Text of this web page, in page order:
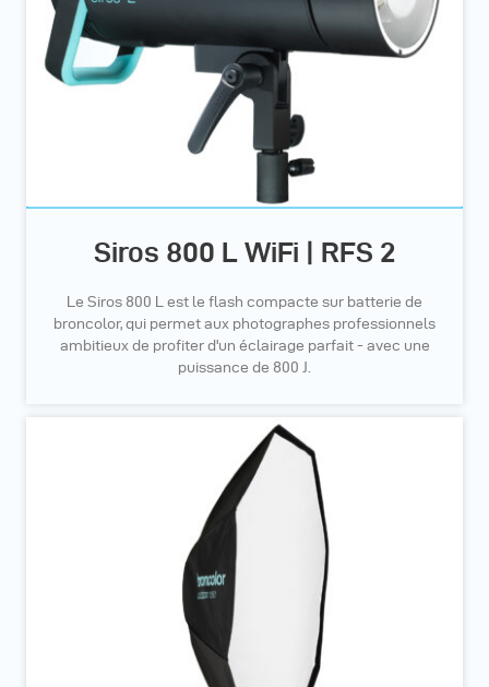
Siros 800 L WiFi | RFS 2
Le Siros 800 L est le flash compacte sur batterie de
broncolor, qui permet aux photographes professionnels
ambitieux de profiter d'un éclairage parfait - avec une
puissance de 800 J.